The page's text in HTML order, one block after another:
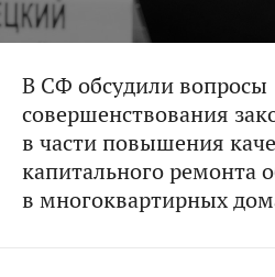
В СФ обсудили вопросы
совершенствования
в части повышения
капитального ремонта
в многоквартирных